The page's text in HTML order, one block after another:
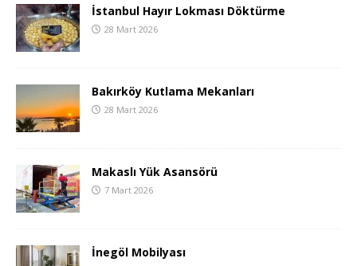
İstanbul Hayır Lokması Döktürme
28 Mart 2026
Bakırköy Kutlama Mekanları
28 Mart 2026
Makaslı Yük Asansörü
7 Mart 2026
İnegöl Mobilyası